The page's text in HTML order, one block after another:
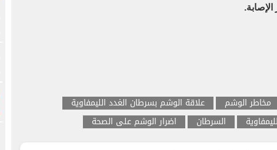
مخاطر الوشم
علاقة الوشم بسرطان الغدد الليمفاوية
السرطان اضرار الوشم على الصحة